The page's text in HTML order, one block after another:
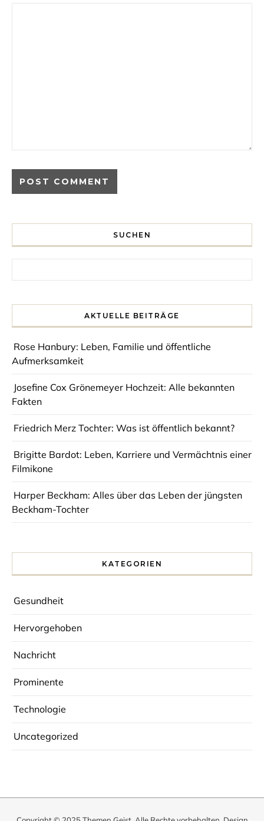
SUCHEN
AKTUELLE BEITRÄGE
Rose Hanbury: Leben, Familie und öffentliche
Aufmerksamkeit
Josefine Cox Grönemeyer Hochzeit: Alle bekannten
Fakten
Friedrich Merz Tochter: Was ist öffentlich bekannt?
Brigitte Bardot: Leben, Karriere und Vermächtnis einer
Filmikone
Harper Beckham: Alles über das Leben der jüngsten
Beckham-Tochter
KATEGORIEN
Gesundheit
Hervorgehoben
Nachricht
Prominente
Technologie
Uncategorized